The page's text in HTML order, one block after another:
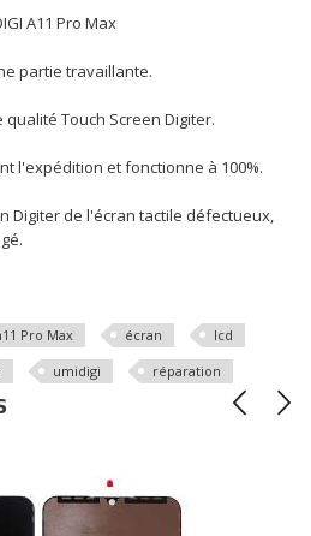
A11 Pro Max
partie travaillante.
Touch Screen Digiter.
l'expédition et fonctionne à 100%.
Digiter de l'écran tactile défectueux,
Pro Max écran
lcd
umidigi réparation